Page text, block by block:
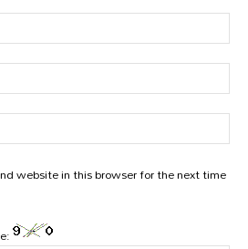
website in this browser for the next time